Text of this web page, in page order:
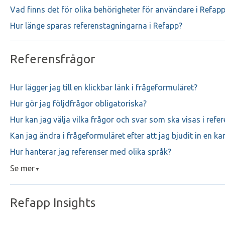
Vad finns det för olika behörigheter för användare i
Hur länge sparas referenstagningarna i Refapp?
Referensfrågor
Hur lägger jag till en klickbar länk i frågeformuläret?
Hur gör jag följdfrågor obligatoriska?
Hur kan jag välja vilka frågor och svar som ska visas i
Kan jag ändra i frågeformuläret efter att jag bjudit in en
Hur hanterar jag referenser med olika språk?
Se mer▼
Refapp Insights